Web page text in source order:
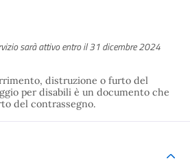
sarà attivo entro il 31 dicembre 2024
distruzione o furto del
per disabili è un documento che
del contrassegno.